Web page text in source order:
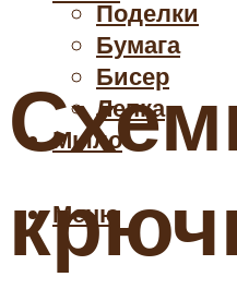
Поделки
Бумага
Бисер
Лепка
Мыло
Меню